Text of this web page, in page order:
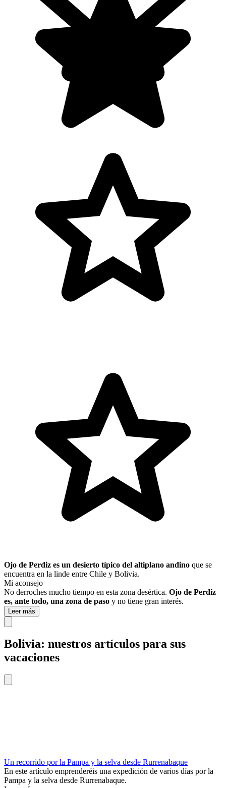
Ojo de Perdiz es un desierto típico del altiplano andino que se
encuentra en la linde entre Chile y Bolivia.
Mi aconsejo
No derroches mucho tiempo en esta zona desértica. Ojo de Perdiz
es, ante todo, una zona de paso y no tiene gran interés.
Leer más
Bolivia: nuestros artículos para sus
vacaciones
Un recorrido por la Pampa y la selva desde Rurrenabaque
En este artículo emprenderéis una expedición de varios días por la
Pampa y la selva desde Rurrenabaque.